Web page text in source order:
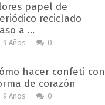
papel de
reciclado
a …
9 Años 0
hacer confeti con
de corazón
9 Años 0